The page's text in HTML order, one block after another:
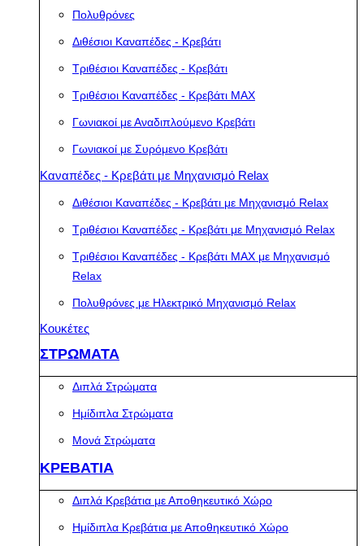
Πολυθρόνες
Διθέσιοι Καναπέδες - Κρεβάτι
Τριθέσιοι Καναπέδες - Κρεβάτι
Τριθέσιοι Καναπέδες - Κρεβάτι MAX
Γωνιακοί με Αναδιπλούμενο Κρεβάτι
Γωνιακοί με Συρόμενο Κρεβάτι
Καναπέδες - Κρεβάτι με Μηχανισμό Relax
Διθέσιοι Καναπέδες - Κρεβάτι με Μηχανισμό Relax
Τριθέσιοι Καναπέδες - Κρεβάτι με Μηχανισμό Relax
Τριθέσιοι Καναπέδες - Κρεβάτι MAX με Μηχανισμό
Relax
Πολυθρόνες με Ηλεκτρικό Μηχανισμό Relax
Κουκέτες
ΣΤΡΩΜΑΤΑ
Διπλά Στρώματα
Ημίδιπλα Στρώματα
Μονά Στρώματα
ΚΡΕΒΑΤΙΑ
Διπλά Κρεβάτια με Αποθηκευτικό Χώρο
Ημίδιπλα Κρεβάτια με Αποθηκευτικό Χώρο